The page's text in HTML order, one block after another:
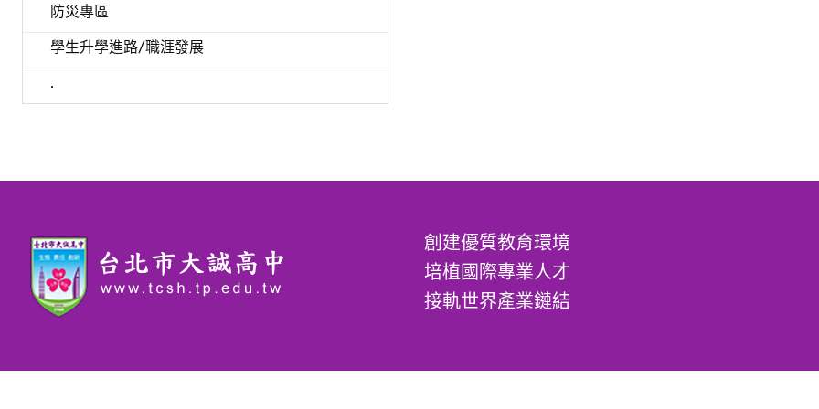
防災專區
學生升學進路/職涯發展
.
創建優質教育環境
培植國際專業人才
接軌世界產業鏈結